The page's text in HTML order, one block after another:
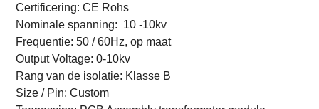
Certificering:CE Rohs
Nominale spanning: 10-10kv
Frequentie:50 / 60Hz, op maat
Output Voltage:0-10kv
Rang van de isolatie: Klasse B
Size / Pin:Custom